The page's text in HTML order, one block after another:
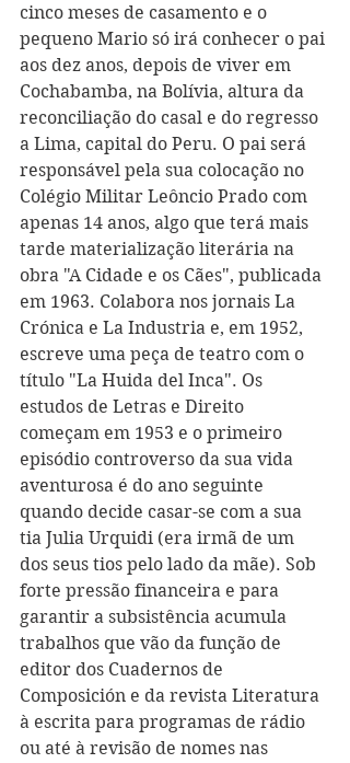
cinco meses de casamento e o
pequeno Mario só irá conhecer o pai
aos dez anos, depois de viver em
Cochabamba, na Bolívia, altura da
reconciliação do casal e do regresso
a Lima, capital do Peru. O pai será
responsável pela sua colocação no
Colégio Militar Leôncio Prado com
apenas 14 anos, algo que terá mais
tarde materialização literária na
obra "A Cidade e os Cães", publicada
em 1963. Colabora nos jornais La
Crónica e La Industria e, em 1952,
escreve uma peça de teatro com o
título "La Huida del Inca". Os
estudos de Letras e Direito
começam em 1953 e o primeiro
episódio controverso da sua vida
aventurosa é do ano seguinte
quando decide casar-se com a sua
tia Julia Urquidi (era irmã de um
dos seus tios pelo lado da mãe). Sob
forte pressão financeira e para
garantir a subsistência acumula
trabalhos que vão da função de
editor dos Cuadernos de
Composición e da revista Literatura
à escrita para programas de rádio
ou até à revisão de nomes nas